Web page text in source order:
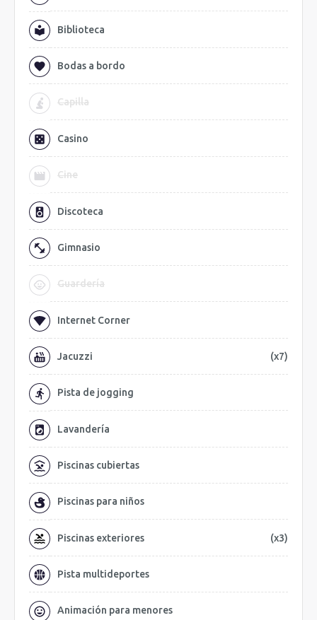
Biblioteca
Bodas a bordo
Capilla
Casino
Cine
Discoteca
Gimnasio
Guardería
Internet Corner
Jacuzzi (x7)
Pista de jogging
Lavandería
Piscinas cubiertas
Piscinas para niños
Piscinas exteriores (x3)
Pista multideportes
Animación para menores